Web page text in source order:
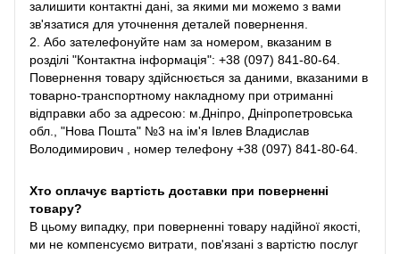
залишити контактні дані, за якими ми можемо з вами
зв'язатися для уточнення деталей повернення.
2. Або зателефонуйте нам за номером, вказаним в
розділі "Контактна інформація": +38 (097) 841-80-64.
Повернення товару здійснюється за даними, вказаними в
товарно-транспортному накладному при отриманні
відправки або за адресою: м.Дніпро, Дніпропетровська
обл., "Нова Пошта" №3 на ім'я Івлев Владислав
Володимирович , номер телефону +38 (097) 841-80-64.
Хто оплачує вартість доставки при поверненні
товару?
В цьому випадку, при поверненні товару надійної якості,
ми не компенсуємо витрати, пов'язані з вартістю послуг